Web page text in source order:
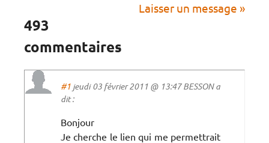
Laisser un message »
493
commentaires
#1 jeudi 03 février 2011 @ 13:47 BESSON a
dit :
Bonjour
Je cherche le lien qui me permettrait